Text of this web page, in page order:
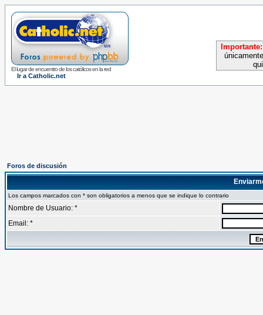
El lugar de encuentro de los católicos en la red
Ir a Catholic.net
Importante:
Foros de discusión
Los campos marcados con * son obligatorios a menos que se indique lo contrario
Nombre de Usuario: *
Email: *